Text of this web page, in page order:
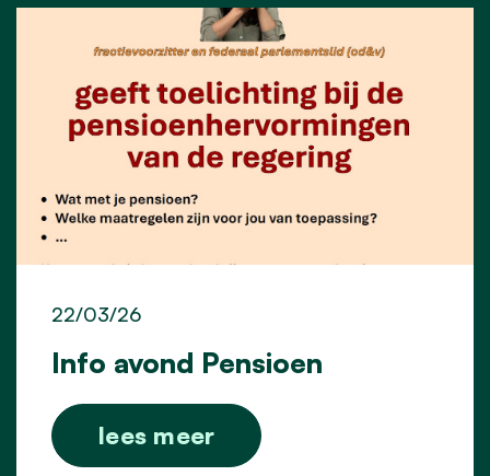
Info avond Pensioen
22/03/26
lees meer